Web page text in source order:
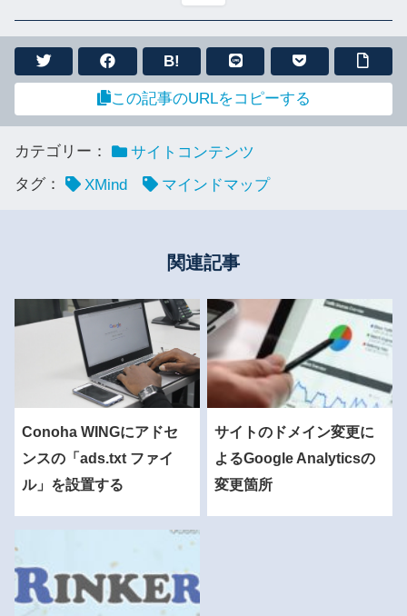
B!
この記事のURLをコピーする
カテゴリー：
サイトコンテンツ
タグ：
XMind マインドマップ
関連記事
Conoha WINGにアドセ
ンスの「ads.txt ファイ
ル」を設置する
サイトのドメイン変更に
よるGoogle Analyticsの
変更箇所